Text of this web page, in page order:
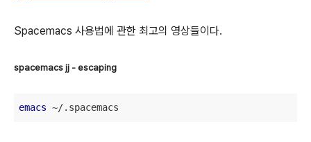
Spacemacs 사용법에 관한 최고의 영상들이다.
spacemacs jj - escaping
emacs ~/.spacemacs